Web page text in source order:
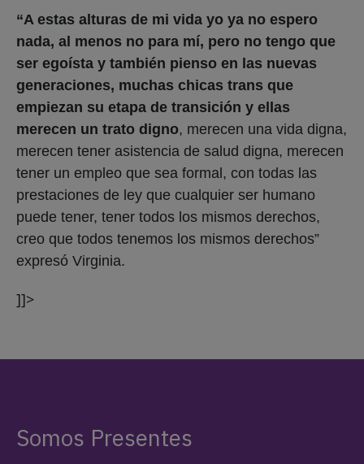
“A estas alturas de mi vida yo ya no espero
nada, al menos no para mí, pero no tengo que
ser egoísta y también pienso en las nuevas
generaciones, muchas chicas trans que
empiezan su etapa de transición y ellas
merecen un trato digno, merecen una vida digna,
merecen tener asistencia de salud digna, merecen
tener un empleo que sea formal, con todas las
prestaciones de ley que cualquier ser humano
puede tener, tener todos los mismos derechos,
creo que todos tenemos los mismos derechos”
expresó Virginia.
]]>
Somos Presentes